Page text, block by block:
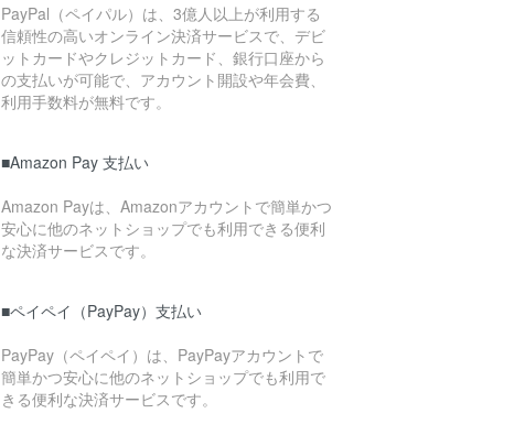
PayPal（ペイパル）は、3億人以上が利用する
信頼性の高いオンライン決済サービスで、デビ
ットカードやクレジットカード、銀行口座から
の支払いが可能で、アカウント開設や年会費、
利用手数料が無料です。
■Amazon Pay 支払い
Amazon Payは、Amazonアカウントで簡単かつ
安心に他のネットショップでも利用できる便利
な決済サービスです。
■ペイペイ（PayPay）支払い
PayPay（ペイペイ）は、PayPayアカウントで
簡単かつ安心に他のネットショップでも利用で
きる便利な決済サービスです。